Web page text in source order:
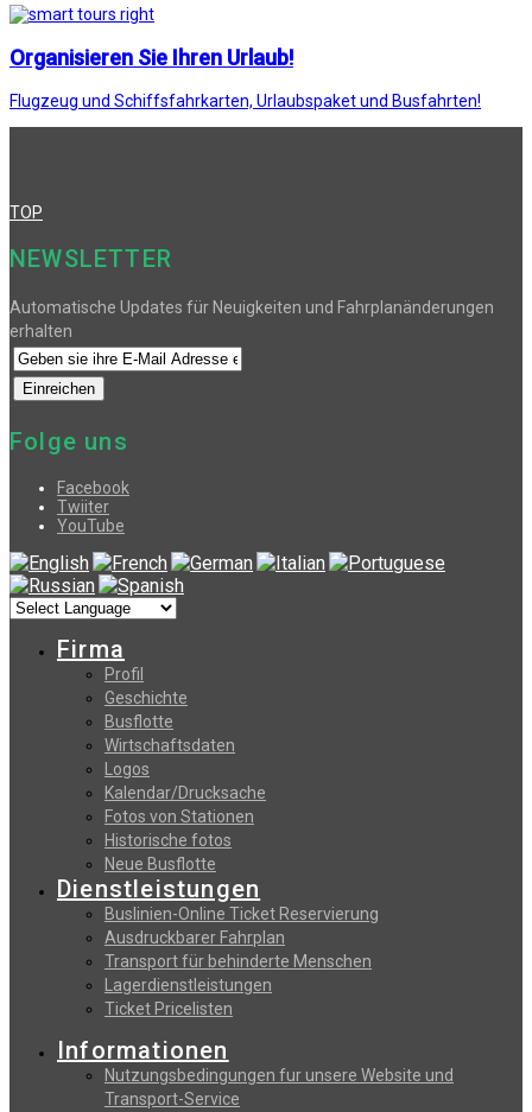
Organisieren Sie Ihren Urlaub!
Flugzeug und Schiffsfahrkarten, Urlaubspaket und Busfahrten!
TOP
NEWSLETTER
Automatische Updates für Neuigkeiten und Fahrplanänderungen
erhalten
Folge uns
Facebook
Twiiter
YouTube
Firma
Profil
Geschichte
Busflotte
Wirtschaftsdaten
Logos
Kalendar/Drucksache
Fotos von Stationen
Historische fotos
Neue Busflotte
Dienstleistungen
Buslinien-Online Ticket Reservierung
Αusdruckbarer Fahrplan
Transport für behinderte Menschen
Lagerdienstleistungen
Ticket Pricelisten
Informationen
Nutzungsbedingungen fur unsere Website und
Transport-Service